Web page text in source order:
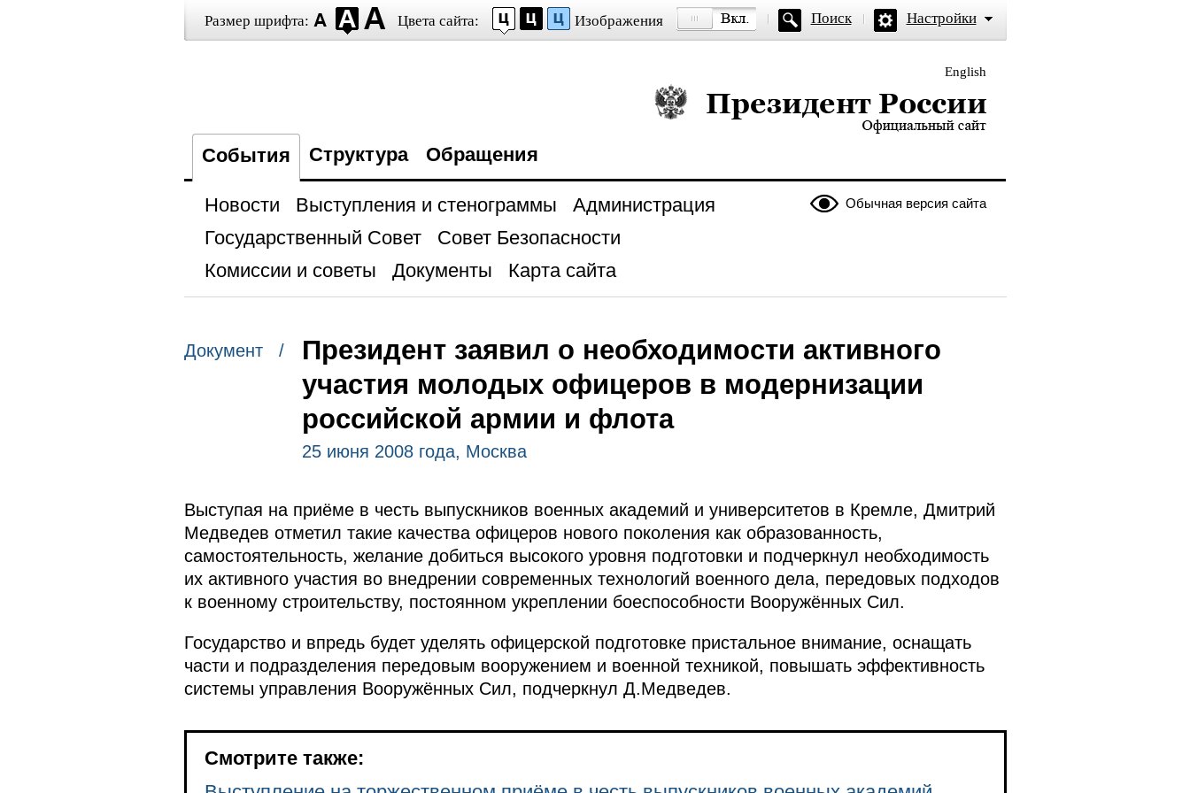
Размер шрифта: Цвета сайта: Изображения Поиск Настройки
English
Президент России — официальный сайт
События Структура Обращения
Обычная версия сайта
Новости Выступления и стенограммы
Администрация
Государственный Совет
Совет Безопасности
Комиссии и советы
Документы Карта сайта
Документ /
Президент заявил о необходимости активного
участия молодых офицеров в модернизации
российской армии и флота
25 июня 2008 года, Москва
Выступая на приёме в честь выпускников военных академий и университетов в Кремле, Дмитрий
Медведев отметил такие качества офицеров нового поколения как образованность,
самостоятельность, желание добиться высокого уровня подготовки и подчеркнул необходимость
их активного участия во внедрении современных технологий военного дела, передовых подходов
к военному строительству, постоянном укреплении боеспособности Вооружённых Сил.
Государство и впредь будет уделять офицерской подготовке пристальное внимание, оснащать
части и подразделения передовым вооружением и военной техникой, повышать эффективность
системы управления Вооружённых Сил, подчеркнул Д.Медведев.
Смотрите также: